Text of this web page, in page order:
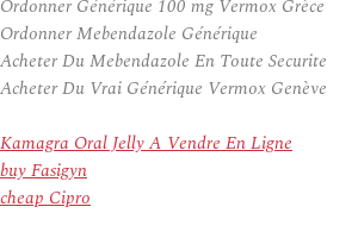
Ordonner Générique 100 mg Vermox Grèce
Ordonner Mebendazole Générique
Acheter Du Mebendazole En Toute Securite
Acheter Du Vrai Générique Vermox Genève
Kamagra Oral Jelly A Vendre En Ligne
buy Fasigyn
cheap Cipro